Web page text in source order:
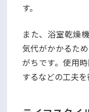
す。
また、浴室乾燥
気代がかかるた
がちです。使用
するなどの工夫を